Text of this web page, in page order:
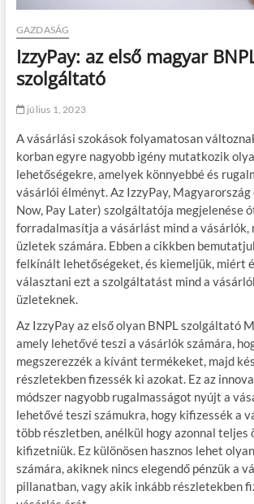
GAZDASÁG
IzzyPay: az első magyar
szolgáltató
július 1, 2023
A vásárlási szokások folyamatosan
korban egyre nagyobb igény mutatkozik
lehetőségekre, amelyek könnyebbé és
vásárlói élményt. Az IzzyPay, Magyarország
Now, Pay Later) szolgáltatója megjelenése
forradalmasítja a vásárlást mind a vásárlók,
üzletek számára. Ebben a cikkben
felkínált lehetőségeket, és kiemeljük, miért
választani ezt a szolgáltatást mind a
üzleteknek.
Az IzzyPay az első olyan BNPL szolgáltató
amely lehetővé teszi a vásárlók számára,
megszerezzék a kívánt termékeket, majd
részletekben fizessék ki azokat. Ez az
módszer nagyobb rugalmasságot nyújt a
lehetővé teszi számukra, hogy kifizessék a
több részletben, anélkül hogy azonnal teljes
kifizetniük. Ez különösen hasznos lehet
számára, akiknek nincs elegendő pénzük a
pillanatban, vagy akik inkább részletekben